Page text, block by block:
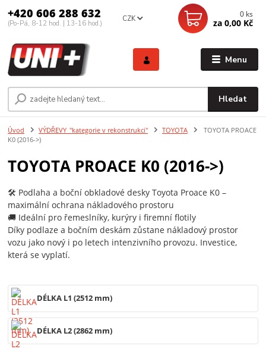
Menu
CZK
Hledat
+420 606 288 632
(Po-Pá, 8-12 hod. | 13-16 hod.)
0 ks
za 0,00 Kč
Úvod VÝDŘEVY_"kategorie v rekonstrukci" TOYOTA
TOYOTA PROACE
K0 (2016->)
TOYOTA PROACE K0 (2016->)
🛠️ Podlaha a boční obkladové desky Toyota Proace K0 –
maximální ochrana nákladového prostoru
🚚 Ideální pro řemeslníky, kurýry i firemní flotily
Díky podlaze a bočním deskám zůstane nákladový prostor
vozu jako nový i po letech intenzivního provozu. Investice,
která se vyplatí.
DÉLKA L1 (2512 mm)
DÉLKA L2 (2862 mm)